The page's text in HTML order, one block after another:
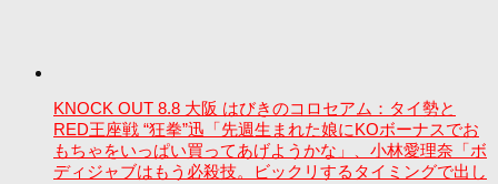
KNOCK OUT 8.8 大阪 はびきのコロセアム：タイ勢と
RED王座戦 “狂拳”迅「先週生まれた娘にKOボーナスでお
もちゃをいっぱい買ってあげようかな」、小林愛理奈「ボ
ディジャブはもう必殺技。ビックリするタイミングで出し